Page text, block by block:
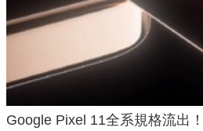
Google Pixel 11全系規格流出